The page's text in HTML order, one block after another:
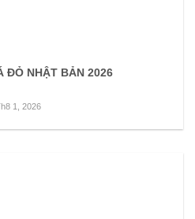
ĐỎ NHẬT BẢN 2026
1, 2026